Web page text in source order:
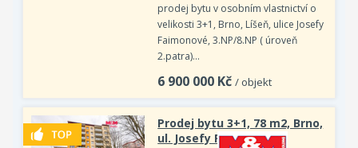
prodej bytu v osobním vlastnictví o
velikosti 3+1, Brno, Líšeň, ulice Josefy
Faimonové, 3.NP/8.NP ( úroveň
2.patra)…
6 900 000 Kč / objekt
Prodej bytu 3+1, 78 m2, Brno,
ul. Josefy Faimonové